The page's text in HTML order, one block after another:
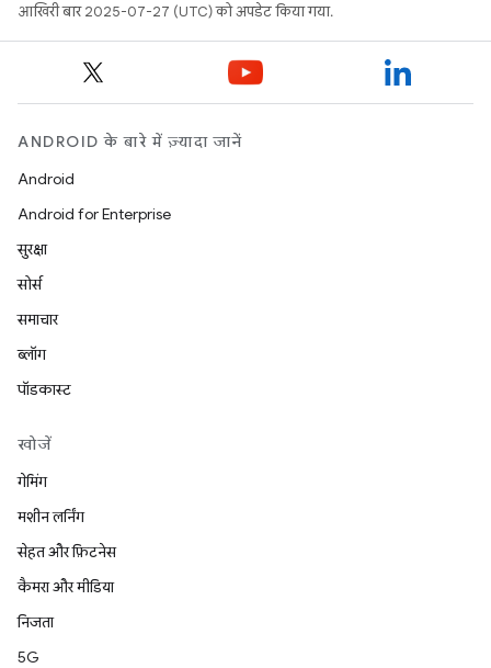
आखिरी बार 2025-07-27 (UTC) को अपडेट किया गया.
ANDROID के बारे में ज़्यादा जानें
Android
Android for Enterprise
सुरक्षा
सोर्स
समाचार
ब्लॉग
पॉडकास्ट
खोजें
गेमिंग
मशीन लर्निंग
सेहत और फ़िटनेस
कैमरा और मीडिया
निजता
5G